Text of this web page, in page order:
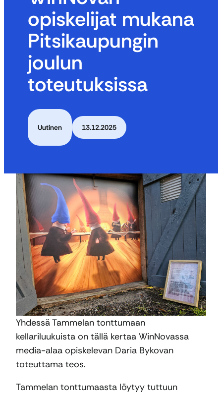
opiskelijat mukana
Pitsikaupungin
joulun
toteutuksissa
Uutinen 13.12.2025
Yhdessä Tammelan tonttumaan
kellariluukuista on tällä kertaa WinNovassa
media-alaa opiskelevan Daria Bykovan
toteuttama teos.
Tammelan tonttumaasta löytyy tuttuun